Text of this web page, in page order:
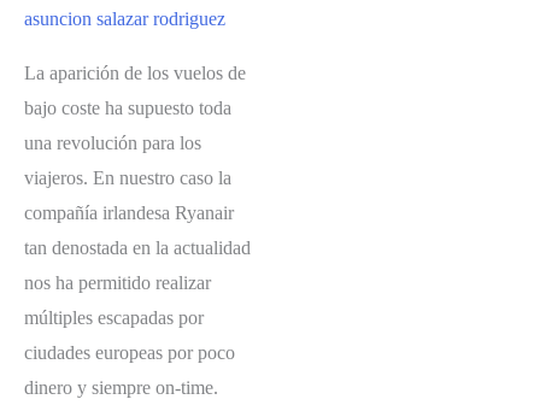
A
DE
HURTIGRUTEN
asuncion salazar rodriguez
La aparición de los vuelos de
bajo coste ha supuesto toda
una revolución para los
viajeros. En nuestro caso la
compañía irlandesa Ryanair
tan denostada en la actualidad
nos ha permitido realizar
múltiples escapadas por
ciudades europeas por poco
dinero y siempre on-time.